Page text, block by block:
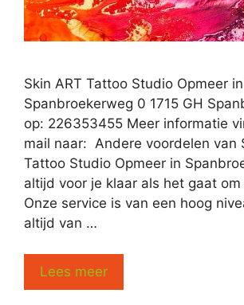
Skin ART Tattoo Studio Opmeer
Spanbroekerweg 0 1715 GH
op: 226353455 Meer informatie
mail naar: Andere voordelen van
Tattoo Studio Opmeer in
altijd voor je klaar als het gaat
Onze service is van een hoog
altijd van …
Lees meer